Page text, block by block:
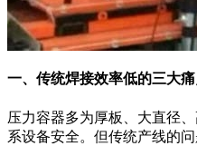
一、传统焊接效率低的三大痛
压力容器多为厚板、大直径
系设备安全。但传统产线的